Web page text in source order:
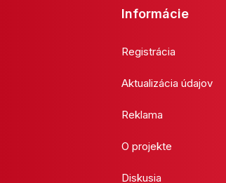
Informácie
Registrácia
Aktualizácia údajov
Reklama
O projekte
Diskusia